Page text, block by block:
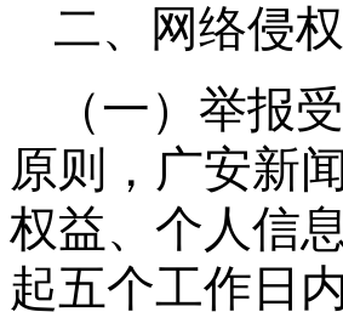
二、网络侵
（一）举报
原则，广安新
权益、个人信
起五个工作日